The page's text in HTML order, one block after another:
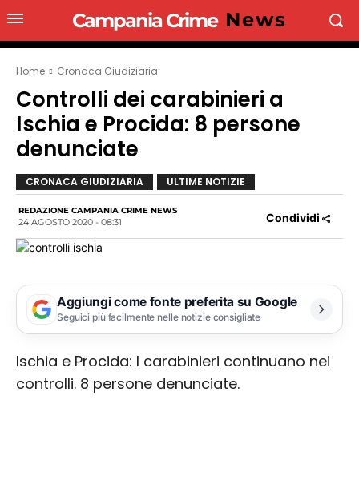
Campania Crime News
Home Cronaca Giudiziaria
Controlli dei carabinieri a
Ischia e Procida: 8 persone
denunciate
CRONACA GIUDIZIARIA ULTIME NOTIZIE
REDAZIONE CAMPANIA CRIME NEWS
24 AGOSTO 2020 - 08:31 Condividi
Aggiungi come fonte preferita su Google
Seguici più facilmente nelle notizie consigliate
Ischia e Procida: I carabinieri continuano nei
controlli. 8 persone denunciate.